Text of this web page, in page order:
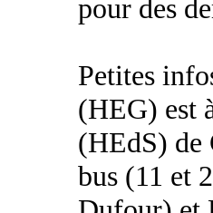
pour des
Petites
(HEG) est
(HEdS) de
bus (11 et